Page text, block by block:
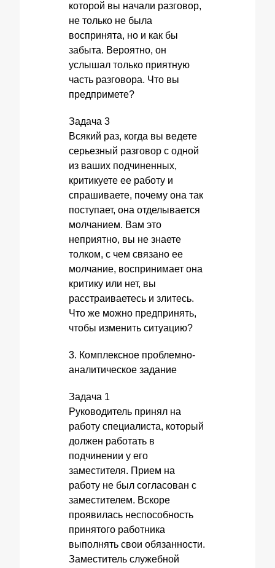
которой вы начали разговор,
не только не была
воспринята, но и как бы
забыта. Вероятно, он
услышал только приятную
часть разговора. Что вы
предпримете?
Задача 3
Всякий раз, когда вы ведете
серьезный разговор с одной
из ваших подчиненных,
критикуете ее работу и
спрашиваете, почему она так
поступает, она отделывается
молчанием. Вам это
неприятно, вы не знаете
толком, с чем связано ее
молчание, воспринимает она
критику или нет, вы
расстраиваетесь и злитесь.
Что же можно предпринять,
чтобы изменить ситуацию?
3. Комплексное проблемно-
аналитическое задание
Задача 1
Руководитель принял на
работу специалиста, который
должен работать в
подчинении у его
заместителя. Прием на
работу не был согласован с
заместителем. Вскоре
проявилась неспособность
принятого работника
выполнять свои обязанности.
Заместитель служебной